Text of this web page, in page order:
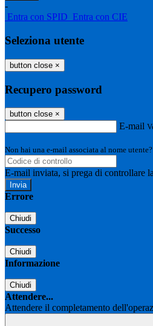
-
Entra con SPID Entra con CIE
Seleziona utente
button close ×
Recupero password
button close ×
E-mail
Non hai una e-mail associata al nome
E-mail inviata, si prega di controllare
Errore
Chiudi
Successo
Chiudi
Informazione
Chiudi
Attendere...
Attendere il completamento